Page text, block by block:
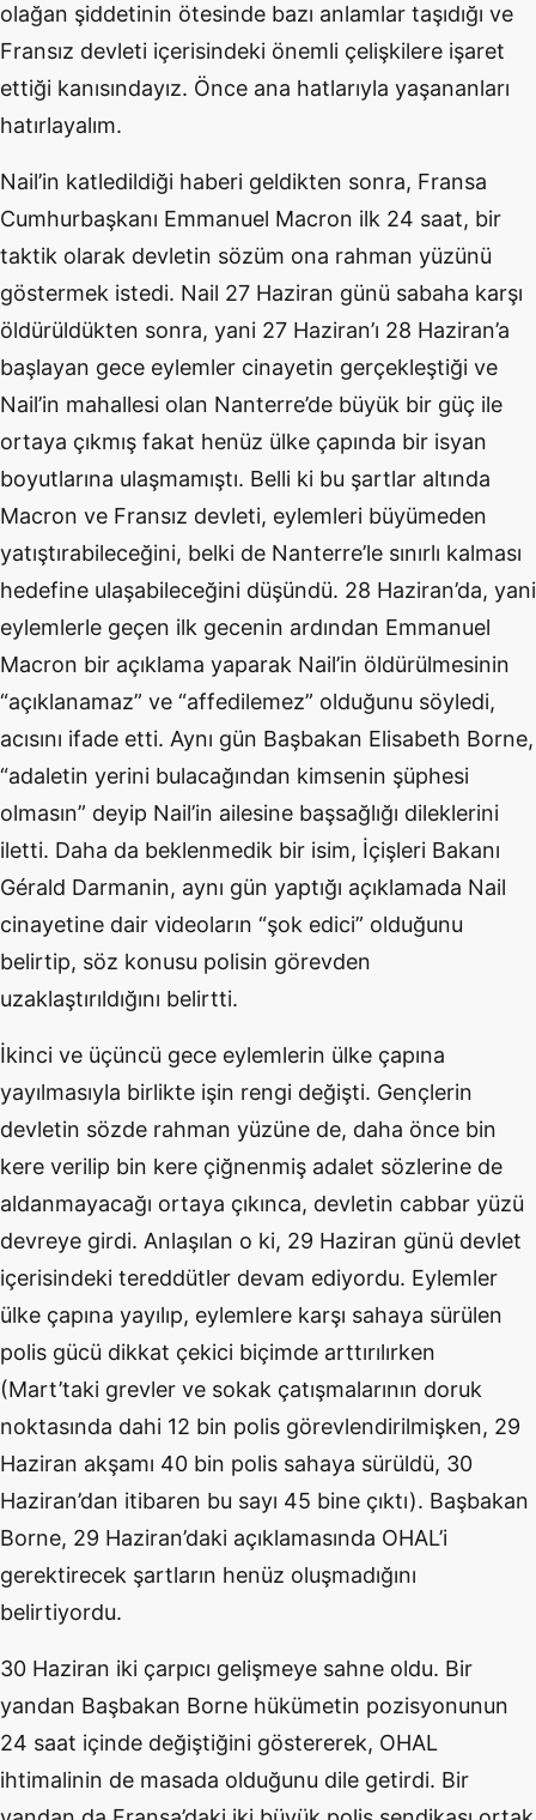
olağan şiddetinin ötesinde bazı anlamlar taşıdığı ve
Fransız devleti içerisindeki önemli çelişkilere işaret
ettiği kanısındayız. Önce ana hatlarıyla yaşananları
hatırlayalım.
Nail’in katledildiği haberi geldikten sonra, Fransa
Cumhurbaşkanı Emmanuel Macron ilk 24 saat, bir
taktik olarak devletin sözüm ona rahman yüzünü
göstermek istedi. Nail 27 Haziran günü sabaha karşı
öldürüldükten sonra, yani 27 Haziran’ı 28 Haziran’a
başlayan gece eylemler cinayetin gerçekleştiği ve
Nail’in mahallesi olan Nanterre’de büyük bir güç ile
ortaya çıkmış fakat henüz ülke çapında bir isyan
boyutlarına ulaşmamıştı. Belli ki bu şartlar altında
Macron ve Fransız devleti, eylemleri büyümeden
yatıştırabileceğini, belki de Nanterre’le sınırlı kalması
hedefine ulaşabileceğini düşündü. 28 Haziran’da, yani
eylemlerle geçen ilk gecenin ardından Emmanuel
Macron bir açıklama yaparak Nail’in öldürülmesinin
“açıklanamaz” ve “affedilemez” olduğunu söyledi,
acısını ifade etti. Aynı gün Başbakan Elisabeth Borne,
“adaletin yerini bulacağından kimsenin şüphesi
olmasın” deyip Nail’in ailesine başsağlığı dileklerini
iletti. Daha da beklenmedik bir isim, İçişleri Bakanı
Gérald Darmanin, aynı gün yaptığı açıklamada Nail
cinayetine dair videoların “şok edici” olduğunu
belirtip, söz konusu polisin görevden
uzaklaştırıldığını belirtti.
İkinci ve üçüncü gece eylemlerin ülke çapına
yayılmasıyla birlikte işin rengi değişti. Gençlerin
devletin sözde rahman yüzüne de, daha önce bin
kere verilip bin kere çiğnenmiş adalet sözlerine de
aldanmayacağı ortaya çıkınca, devletin cabbar yüzü
devreye girdi. Anlaşılan o ki, 29 Haziran günü devlet
içerisindeki tereddütler devam ediyordu. Eylemler
ülke çapına yayılıp, eylemlere karşı sahaya sürülen
polis gücü dikkat çekici biçimde arttırılırken
(Mart’taki grevler ve sokak çatışmalarının doruk
noktasında dahi 12 bin polis görevlendirilmişken, 29
Haziran akşamı 40 bin polis sahaya sürüldü, 30
Haziran’dan itibaren bu sayı 45 bine çıktı). Başbakan
Borne, 29 Haziran’daki açıklamasında OHAL’i
gerektirecek şartların henüz oluşmadığını
belirtiyordu.
30 Haziran iki çarpıcı gelişmeye sahne oldu. Bir
yandan Başbakan Borne hükümetin pozisyonunun
24 saat içinde değiştiğini göstererek, OHAL
ihtimalinin de masada olduğunu dile getirdi. Bir